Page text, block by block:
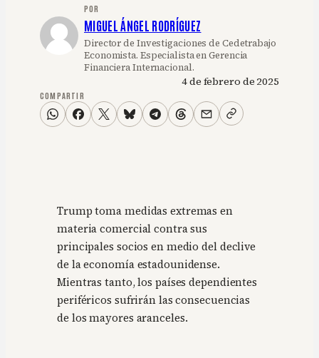
POR
MIGUEL ÁNGEL RODRÍGUEZ
Director de Investigaciones de Cedetrabajo
Economista. Especialista en Gerencia
Financiera Internacional.
4 de febrero de 2025
COMPARTIR
Trump toma medidas extremas en
materia comercial contra sus
principales socios en medio del declive
de la economía estadounidense.
Mientras tanto, los países dependientes
periféricos sufrirán las consecuencias
de los mayores aranceles.